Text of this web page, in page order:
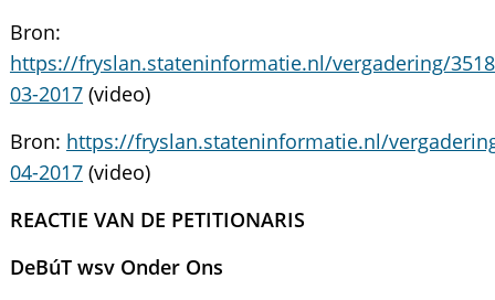
Bron:
https://fryslan.stateninformatie.nl/vergadering/
03-2017(video)
Bron: https://fryslan.stateninformatie.nl/
04-2017(video)
REACTIE VAN DE PETITIONARIS
DeBúT wsv Onder Ons